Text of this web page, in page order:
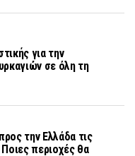
για την
σε όλη τη
την Ελλάδα τις
περιοχές θα